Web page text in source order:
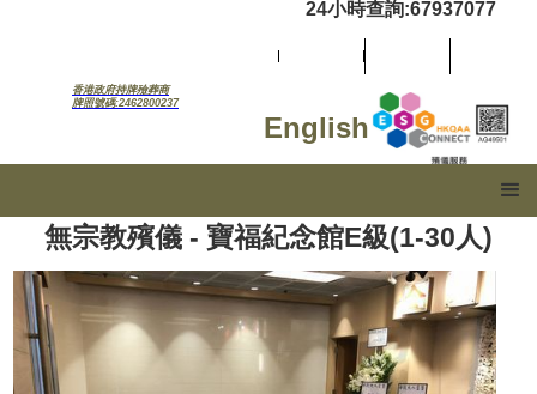
香港政府持牌殮葬商
牌照號碼:2462800237
24小時查詢:67937077
English
無宗教殯儀 - 寶福紀念館E級(1-30人)